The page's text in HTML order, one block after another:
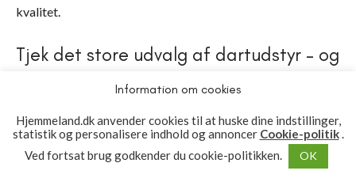
kvalitet.
Tjek det store udvalg af dartudstyr – og
find det bedste for dig
Det at finde det rette udstyr til at spille dart kan have en
markant indflydelse på din oplevelse – uanset om du er en
passioneret dartspiller eller blot spiller for sjov. Dart er en
Information om cookies
Hjemmeland.dk anvender cookies til at huske dine indstillinger,
statistik og personalisere indhold og annoncer Cookie-politik.
Ved fortsat brug godkender du cookie-politikken.
OK